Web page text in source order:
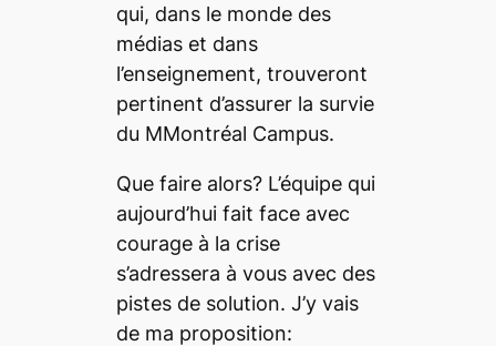
qui, dans le monde des
médias et dans
l’enseignement, trouveront
pertinent d’assurer la survie
du MMontréal Campus.
Que faire alors? L’équipe qui
aujourd’hui fait face avec
courage à la crise
s’adressera à vous avec des
pistes de solution. J’y vais
de ma proposition: